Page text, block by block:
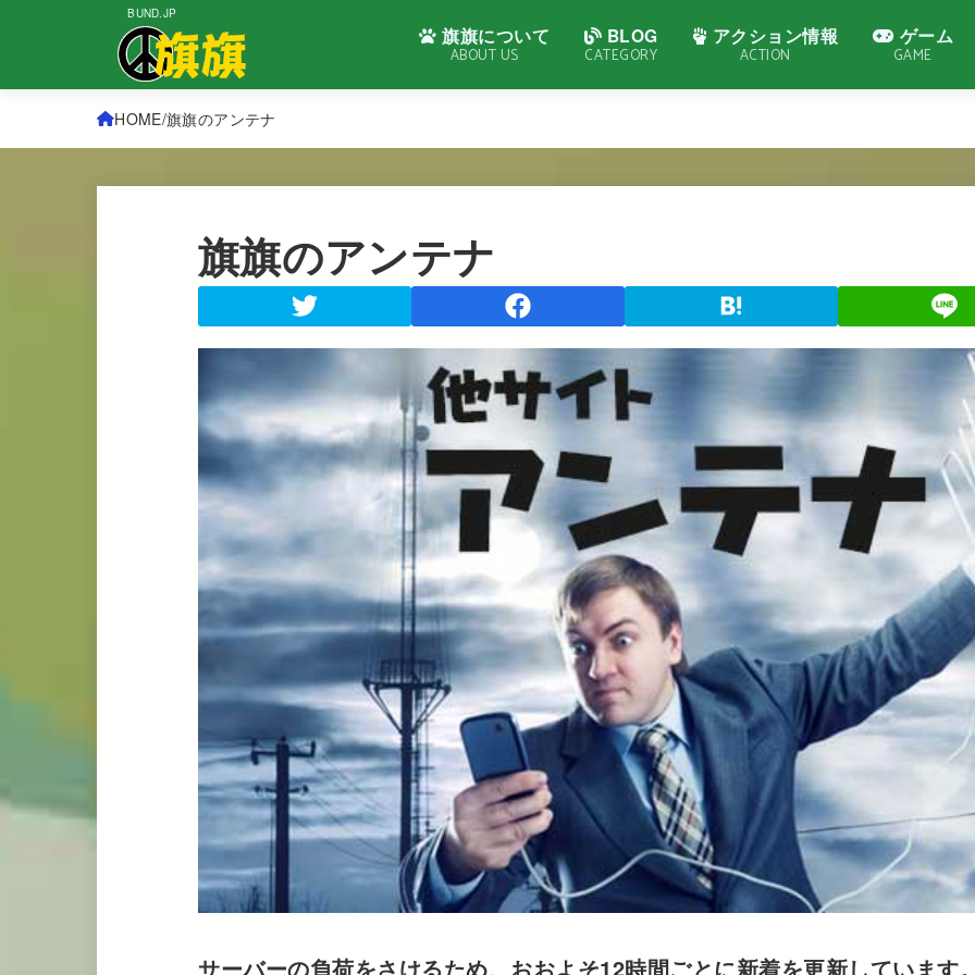
BUND.JP
旗旗について
ABOUT US
BLOG
CATEGORY
アクション情報
ACTION
ゲーム
GAME
HOME 旗旗のアンテナ
旗旗のアンテナ
サーバーの負荷をさけるため、おおよそ12時間ごとに新着を更新しています